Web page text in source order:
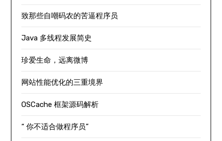
致那些自嘲码农的苦逼程序员
Java 多线程发展简史
珍爱生命，远离微博
网站性能优化的三重境界
OSCache 框架源码解析
“ 你不适合做程序员”